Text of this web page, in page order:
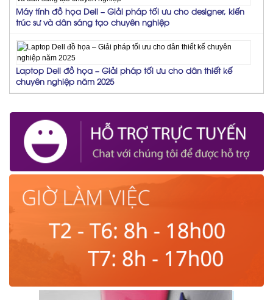
Máy tính đồ họa Dell – Giải pháp tối ưu cho designer, kiến
trúc sư và dân sáng tạo chuyên nghiệp
Laptop Dell đồ họa – Giải pháp tối ưu cho dân thiết kế
chuyên nghiệp năm 2025